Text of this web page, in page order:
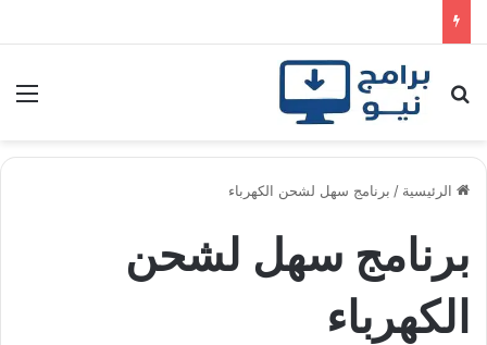
بحث عن
الرئيسية / برنامج سهل لشحن الكهرباء
برنامج سهل لشحن
الكهرباء